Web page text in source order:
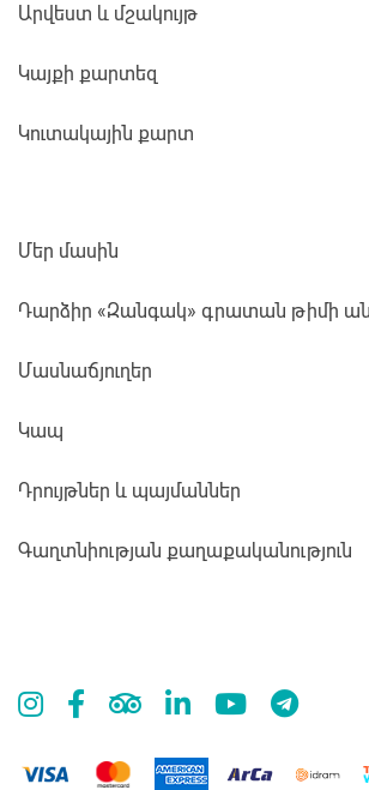
Արվեստ և մշակույթ
Կայքի քարտեզ
Կուտակային քարտ
Մեր մասին
Դարձիր «Զանգակ» գրատան թիմի
Մասնաճյուղեր
Կապ
Դրույթներ և պայմաններ
Գաղտնիության քաղաքականություն